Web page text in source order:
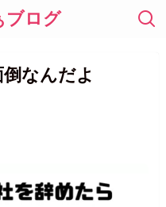
ブログ
なんだよ